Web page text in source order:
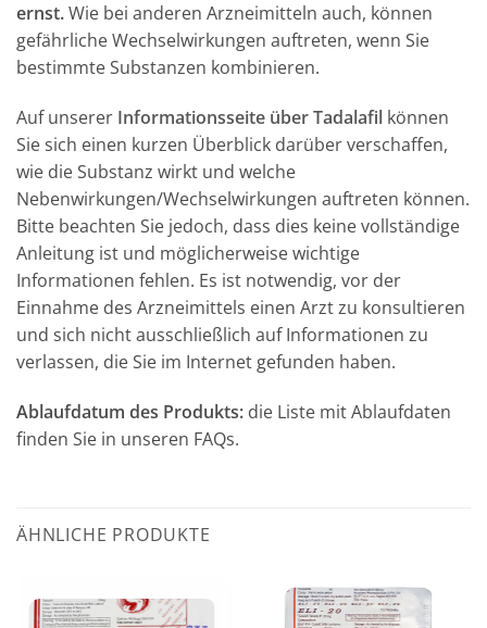
ernst.Wie bei anderen Arzneimitteln auch, können
gefährliche Wechselwirkungen auftreten, wenn Sie
bestimmte Substanzen kombinieren.
Auf unserer Informationsseite über Tadalafil können
Sie sich einen kurzen Überblick darüber verschaffen,
wie die Substanz wirkt und welche
Nebenwirkungen/Wechselwirkungen auftreten können.
Bitte beachten Sie jedoch, dass dies keine vollständige
Anleitung ist und möglicherweise wichtige
Informationen fehlen. Es ist notwendig, vor der
Einnahme des Arzneimittels einen Arzt zu konsultieren
und sich nicht ausschließlich auf Informationen zu
verlassen, die Sie im Internet gefunden haben.
Ablaufdatum des Produkts: die Liste mit Ablaufdaten
finden Sie in unseren FAQs.
ÄHNLICHE PRODUKTE